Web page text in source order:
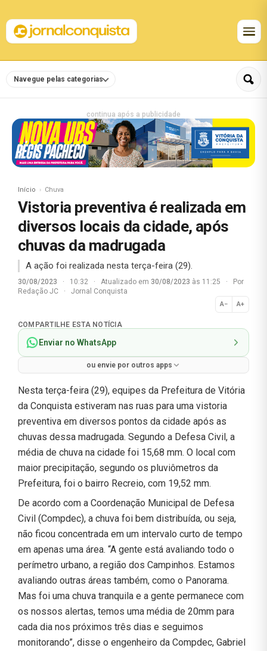
Navegue pelas categorias
continua após a publicidade
Início Chuva
Vistoria preventiva é realizada em
diversos locais da cidade, após
chuvas da madrugada
A ação foi realizada nesta terça-feira (29).
30/08/2023 · 10:32 · Atualizado em 30/08/2023 às 11:25 ·
Por
Redação JC
· Jornal Conquista
A− A+
Normal
COMPARTILHE ESTA NOTÍCIA
Enviar no WhatsApp
ou envie por outros apps
Nesta terça-feira (29), equipes da Prefeitura de Vitória
da Conquista estiveram nas ruas para uma vistoria
preventiva em diversos pontos da cidade após as
chuvas dessa madrugada. Segundo a Defesa Civil, a
média de chuva na cidade foi 15,68 mm. O local com
maior precipitação, segundo os pluviômetros da
Prefeitura, foi o bairro Recreio, com 19,52 mm.
De acordo com a Coordenação Municipal de Defesa
Civil (Compdec), a chuva foi bem distribuída, ou seja,
não ficou concentrada em um intervalo curto de tempo
em apenas uma área. “A gente está avaliando todo o
perímetro urbano, a região dos Campinhos. Estamos
avaliando outras áreas também, como o Panorama.
Mas foi uma chuva tranquila e a gente permanece com
os nossos alertas, temos uma média de 20mm para
cada dia nos próximos três dias e seguimos
monitorando”, disse o engenheiro da Compdec, Gabriel